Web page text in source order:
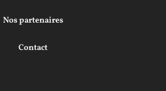
Nos partenaires
Contact